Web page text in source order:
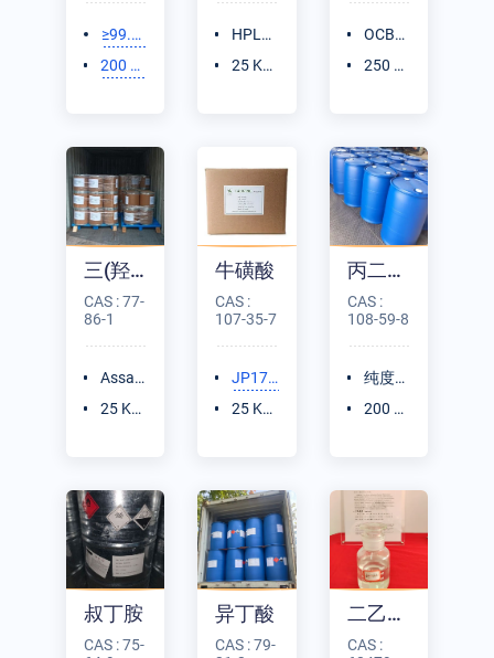
≥99.
9%
200 K
HPLC
≥99%
25 K
OCBD
≥99.
250 K
三(羟甲基)氨基甲烷
CAS : 77-
86-1
Assay
≥99.
25 K
牛磺酸
CAS :
107-35-7
JP17/
USP4
25 K
丙二酸二甲酯
CAS :
108-59-8
纯度
（GC
200 K
叔丁胺
CAS : 75-
异丁酸
CAS : 79-
二乙基甲苯二胺(DETDA
CAS :